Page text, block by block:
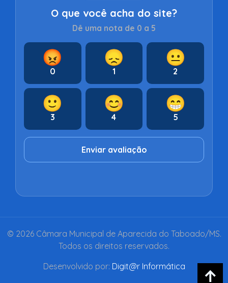
O que você acha do site?
Dê uma nota de 0 a 5
😡
0
😞
1
😐
2
🙂
3
😊
4
😁
5
Enviar avaliação
© 2026 Câmara Municipal de Aparecida do Taboado/MS.
Todos os direitos reservados.
Desenvolvido por: Digit@r Informática